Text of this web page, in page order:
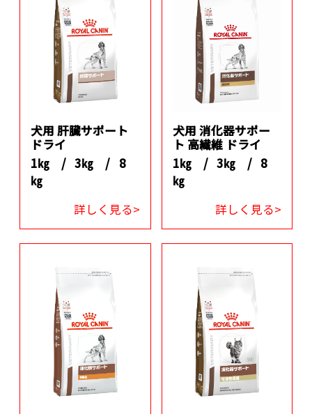
犬用 肝臓サポート
ドライ
1㎏ / 3㎏ / 8
㎏
詳しく見る>
犬用 消化器サポー
ト 高繊維 ドライ
1㎏ / 3㎏ / 8
㎏
詳しく見る>